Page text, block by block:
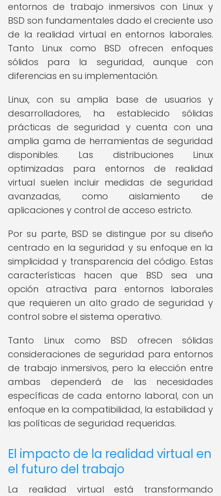
entornos de trabajo inmersivos con Linux y
BSD son fundamentales dado el creciente uso
de la realidad virtual en entornos laborales.
Tanto Linux como BSD ofrecen enfoques
sólidos para la seguridad, aunque con
diferencias en su implementación.
Linux, con su amplia base de usuarios y
desarrolladores, ha establecido sólidas
prácticas de seguridad y cuenta con una
amplia gama de herramientas de seguridad
disponibles. Las distribuciones Linux
optimizadas para entornos de realidad
virtual suelen incluir medidas de seguridad
avanzadas, como aislamiento de
aplicaciones y control de acceso estricto.
Por su parte, BSD se distingue por su diseño
centrado en la seguridad y su enfoque en la
simplicidad y transparencia del código. Estas
características hacen que BSD sea una
opción atractiva para entornos laborales
que requieren un alto grado de seguridad y
control sobre el sistema operativo.
Tanto Linux como BSD ofrecen sólidas
consideraciones de seguridad para entornos
de trabajo inmersivos, pero la elección entre
ambas dependerá de las necesidades
específicas de cada entorno laboral, con un
enfoque en la compatibilidad, la estabilidad y
las políticas de seguridad requeridas.
El impacto de la realidad virtual en
el futuro del trabajo
La realidad virtual está transformando